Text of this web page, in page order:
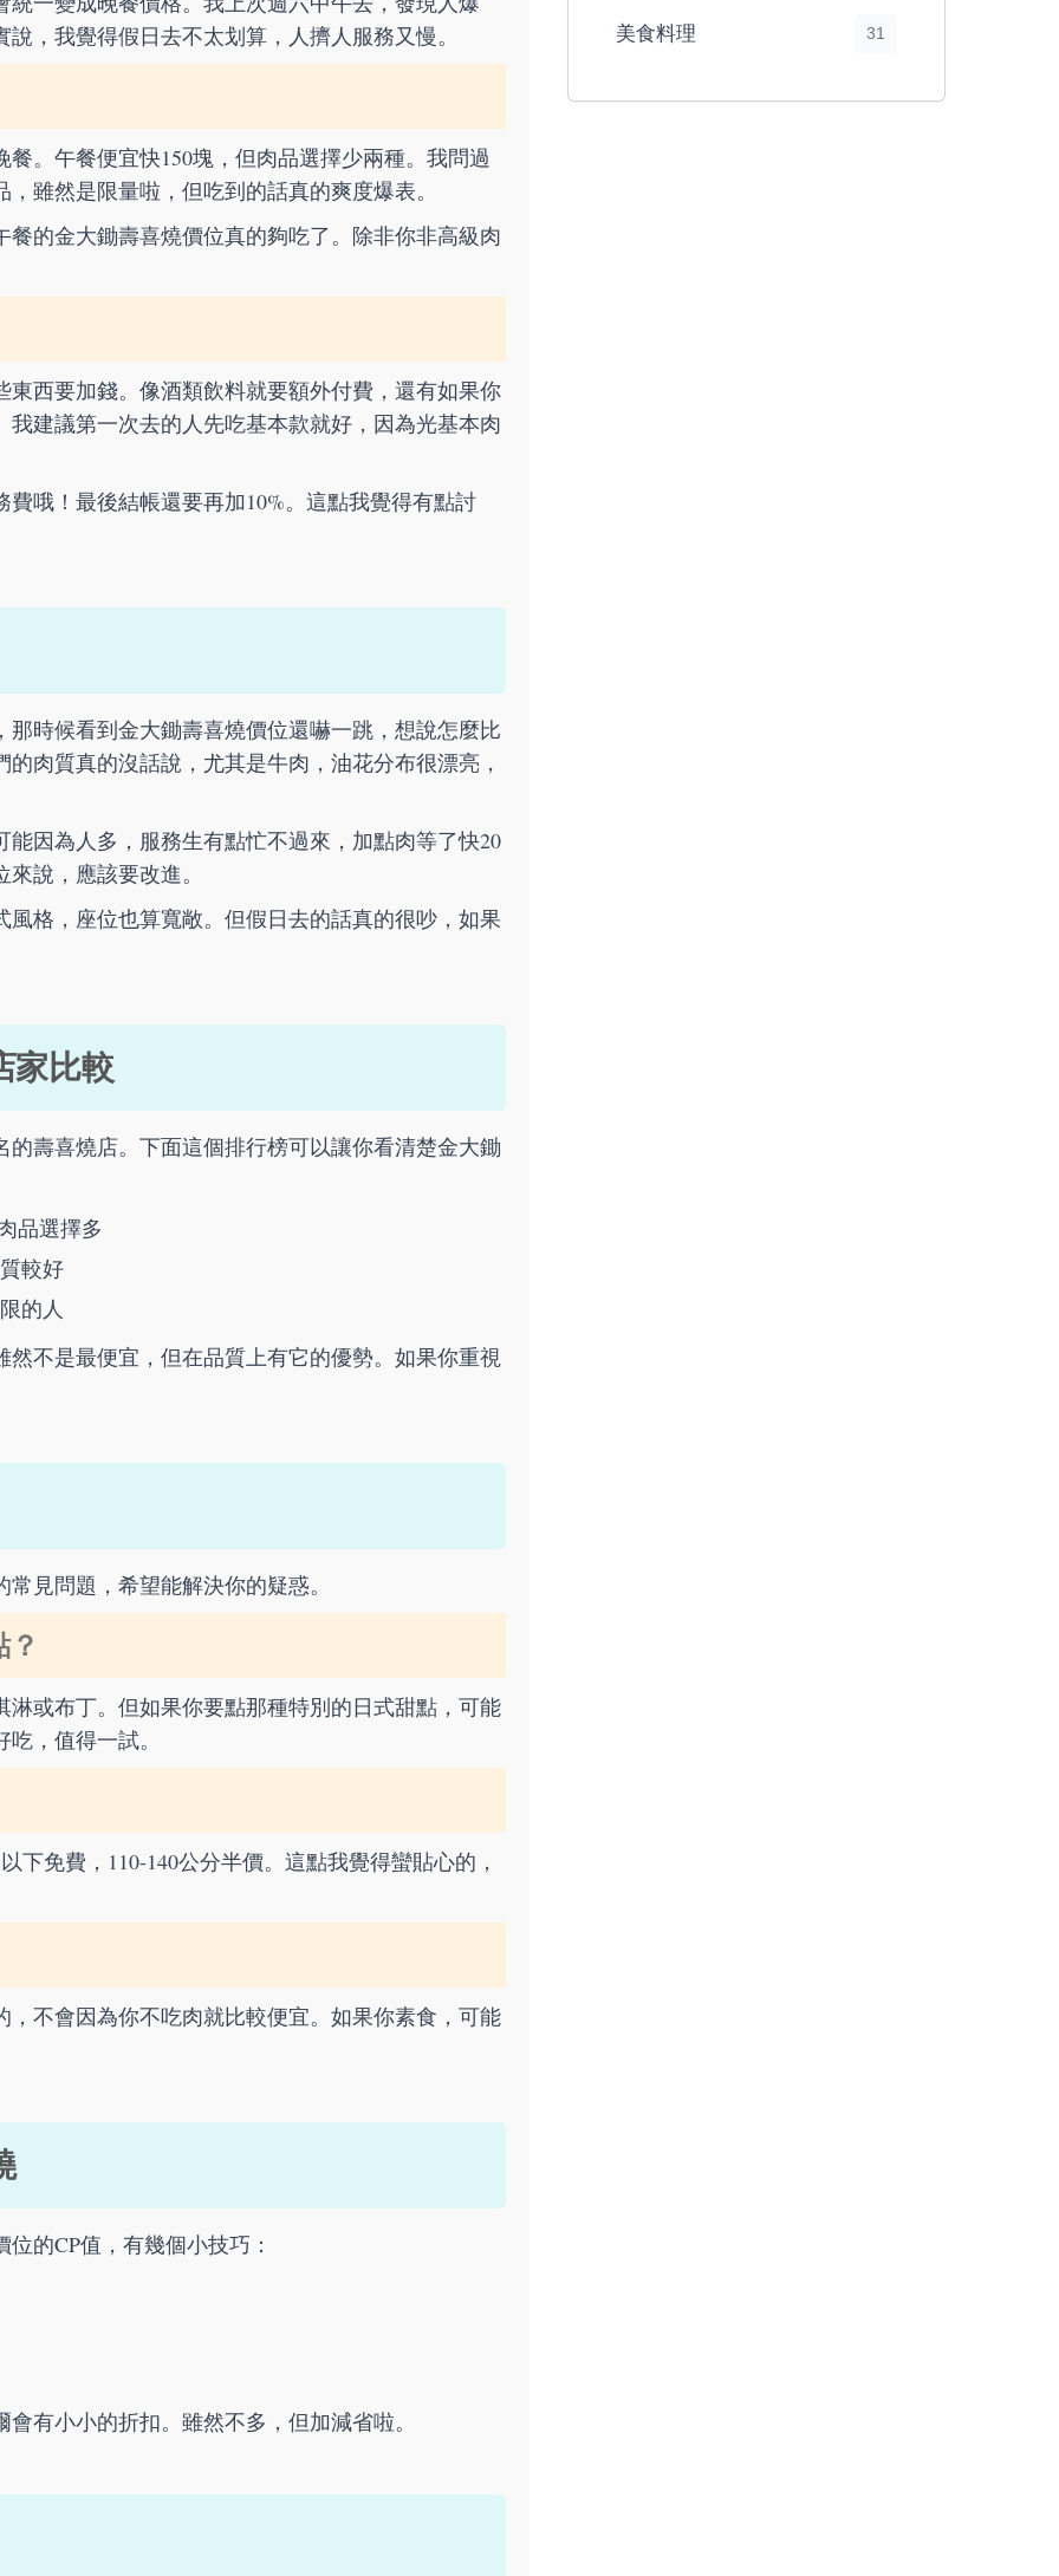
，我覺得假日去不太划算，人擠人服務又慢。
。午餐便宜快150塊，但肉品選擇少兩種。我問過
雖然是限量啦，但吃到的話真的爽度爆表。
的金大鋤壽喜燒價位真的夠吃了。除非你非高級肉
西要加錢。像酒類飲料就要額外付費，還有如果你
建議第一次去的人先吃基本款就好，因為光基本肉
哦！最後結帳還要再加10%。這點我覺得有點討
時候看到金大鋤壽喜燒價位還嚇一跳，想說怎麼比
肉質真的沒話說，尤其是牛肉，油花分布很漂亮，
因為人多，服務生有點忙不過來，加點肉等了快20
說，應該要改進。
格，座位也算寬敞。但假日去的話真的很吵，如果
家比較
壽喜燒店。下面這個排行榜可以讓你看清楚金大鋤
品選擇多
較好
的人
不是最便宜，但在品質上有它的優勢。如果你重視
見問題，希望能解決你的疑惑。
或布丁。但如果你要點那種特別的日式甜點，可能
，值得一試。
下免費，110-140公分半價。這點我覺得蠻貼心的，
不會因為你不吃肉就比較便宜。如果你素食，可能
的CP值，有幾個小技巧：
有小小的折扣。雖然不多，但加減省啦。
美食料理 31